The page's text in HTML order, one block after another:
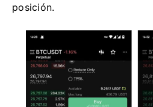
posición.